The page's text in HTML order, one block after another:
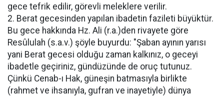
gece tefrik edilir, görevli meleklere verilir.
2. Berat gecesinden yapılan ibadetin fazileti büyüktür.
Bu gece hakkında Hz. Ali (r.a.)den rivayete göre
Resûlulah (s.a.v.) şöyle buyurdu: "Şaban ayının yarısı
yani Berat gecesi olduğu zaman kalkınız, o geceyi
ibadetle geçiriniz, gündüzünde de oruç tutunuz.
Çünkü Cenab-ı Hak, güneşin batmasıyla birlikte
(rahmet ve ihsanıyla, gufran ve inayetiyle) dünya